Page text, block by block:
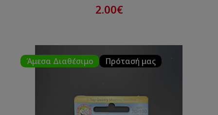
2.00€
Άμεσα Διαθέσιμο Πρότασή μας